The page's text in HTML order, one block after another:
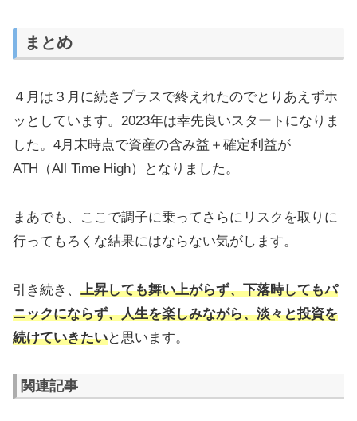
まとめ
４月は３月に続きプラスで終えれたのでとりあえずホ
ッとしています。2023年は幸先良いスタートになりま
した。4月末時点で資産の含み益＋確定利益が
ATH（All Time High）となりました。
まあでも、ここで調子に乗ってさらにリスクを取りに
行ってもろくな結果にはならない気がします。
引き続き、 上昇しても舞い上がらず、下落時してもパ
ニックにならず、人生を楽しみながら、淡々と投資を
続けていきたいと思います。
関連記事